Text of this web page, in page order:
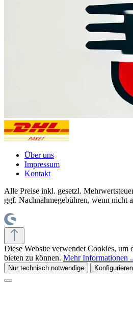
Über uns
Impressum
Kontakt
Alle Preise inkl. gesetzl.
ggf. Nachnahmegebühren, wenn nicht
Diese Website verwendet Cookies, um
bieten zu können. Mehr Informationen
Nur technisch notwendige Konfigurieren